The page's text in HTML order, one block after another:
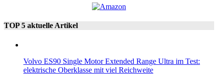
TOP 5 aktuelle Artikel
Volvo ES90 Single Motor Extended Range Ultra im Test:
elektrische Oberklasse mit viel Reichweite